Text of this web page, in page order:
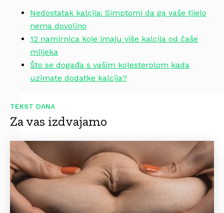
Nedostatak kalcija: Simptomi da ga vaše tijelo
nema dovoljno
12 namirnica koje imaju više kalcija od čaše
mlijeka
Što se događa s vašim kolesterolom kada
uzimate dodatke kalcija?
TEKST DANA
Za vas izdvajamo